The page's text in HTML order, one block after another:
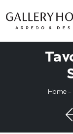
Home -